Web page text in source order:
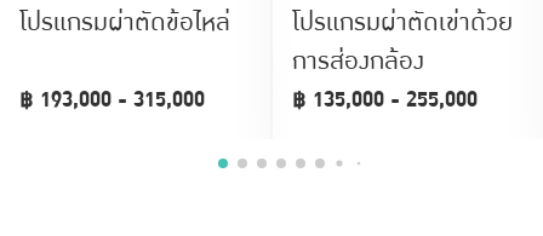
โปรแกรมผ่าตัดข้อไหล่
฿ 193,000 - 315,000
โปรแกรมผ่าตัดเข่าด้วย
การส่องกล้อง
฿ 135,000 - 255,000